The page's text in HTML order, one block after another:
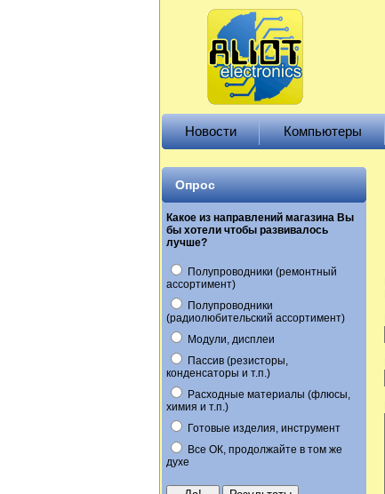
Новости Компьютеры
Опрос
Какое из направлений магазина Вы
бы хотели чтобы развивалось
лучше?
Полупроводники (ремонтный
ассортимент)
Полупроводники
(радиолюбительский ассортимент)
Модули, дисплеи
Пассив (резисторы,
конденсаторы и т.п.)
Расходные материалы (флюсы,
химия и т.п.)
Готовые изделия, инструмент
Все ОК, продолжайте в том же
духе